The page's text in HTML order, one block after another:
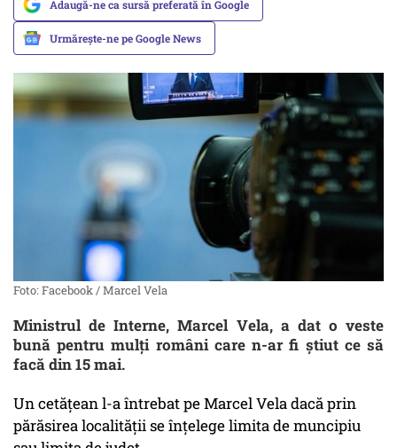
Adaugă-ne ca sursă preferată în Google
Urmărește-ne pe Google News
Foto: Facebook / Marcel Vela
Ministrul de Interne, Marcel Vela, a dat o veste
bună pentru mulți români care n-ar fi știut ce să
facă din 15 mai.
Un cetățean l-a întrebat pe Marcel Vela dacă prin
părăsirea localității se înțelege limita de muncipiu